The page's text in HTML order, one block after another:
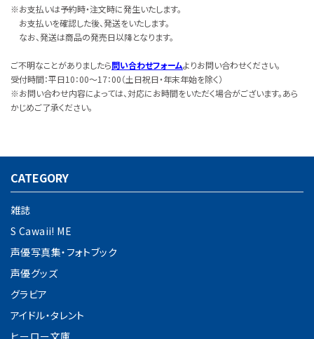
※お支払いは予約時・注文時に発生いたします。
お支払いを確認した後、発送をいたします。
なお、発送は商品の発売日以降となります。
ご不明なことがありましたら問い合わせフォームよりお問い合わせください。
受付時間：平日10：00～17：00（土日祝日・年末年始を除く）
※お問い合わせ内容によっては、対応にお時間をいただく場合がございます。あら
かじめご了承ください。
CATEGORY
雑誌
S Cawaii! ME
声優写真集・フォトブック
声優グッズ
グラビア
アイドル・タレント